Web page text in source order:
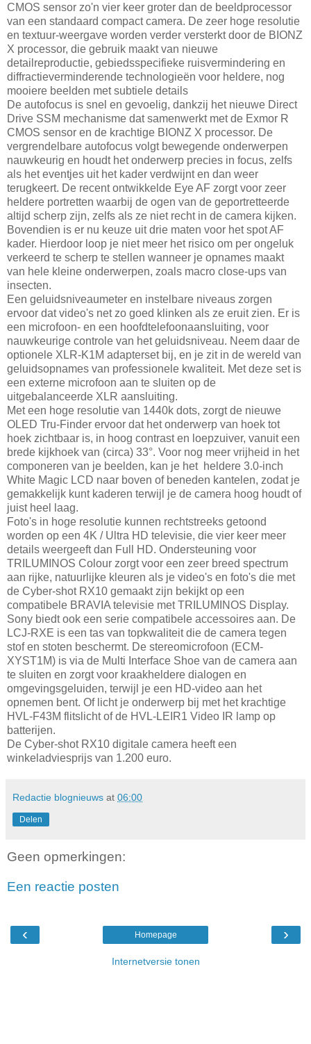
CMOS sensor zo'n vier keer groter dan de beeldprocessor
van een standaard compact camera. De zeer hoge resolutie
en textuur-weergave worden verder versterkt door de BIONZ
X processor, die gebruik maakt van nieuwe
detailreproductie, gebiedsspecifieke ruisvermindering en
diffractieverminderende technologieën voor heldere, nog
mooiere beelden met subtiele details
De autofocus is snel en gevoelig, dankzij het nieuwe Direct
Drive SSM mechanisme dat samenwerkt met de Exmor R
CMOS sensor en de krachtige BIONZ X processor. De
vergrendelbare autofocus volgt bewegende onderwerpen
nauwkeurig en houdt het onderwerp precies in focus, zelfs
als het eventjes uit het kader verdwijnt en dan weer
terugkeert. De recent ontwikkelde Eye AF zorgt voor zeer
heldere portretten waarbij de ogen van de geportretteerde
altijd scherp zijn, zelfs als ze niet recht in de camera kijken.
Bovendien is er nu keuze uit drie maten voor het spot AF
kader. Hierdoor loop je niet meer het risico om per ongeluk
verkeerd te scherp te stellen wanneer je opnames maakt
van hele kleine onderwerpen, zoals macro close-ups van
insecten.
Een geluidsniveaumeter en instelbare niveaus zorgen
ervoor dat video's net zo goed klinken als ze eruit zien. Er is
een microfoon- en een hoofdtelefoonaansluiting, voor
nauwkeurige controle van het geluidsniveau. Neem daar de
optionele XLR-K1M adapterset bij, en je zit in de wereld van
geluidsopnames van professionele kwaliteit. Met deze set is
een externe microfoon aan te sluiten op de
uitgebalanceerde XLR aansluiting.
Met een hoge resolutie van 1440k dots, zorgt de nieuwe
OLED Tru-Finder ervoor dat het onderwerp van hoek tot
hoek zichtbaar is, in hoog contrast en loepzuiver, vanuit een
brede kijkhoek van (circa) 33°. Voor nog meer vrijheid in het
componeren van je beelden, kan je het heldere 3.0-inch
White Magic LCD naar boven of beneden kantelen, zodat je
gemakkelijk kunt kaderen terwijl je de camera hoog houdt of
juist heel laag.
Foto's in hoge resolutie kunnen rechtstreeks getoond
worden op een 4K / Ultra HD televisie, die vier keer meer
details weergeeft dan Full HD. Ondersteuning voor
TRILUMINOS Colour zorgt voor een zeer breed spectrum
aan rijke, natuurlijke kleuren als je video's en foto's die met
de Cyber-shot RX10 gemaakt zijn bekijkt op een
compatibele BRAVIA televisie met TRILUMINOS Display.
Sony biedt ook een serie compatibele accessoires aan. De
LCJ-RXE is een tas van topkwaliteit die de camera tegen
stof en stoten beschermt. De stereomicrofoon (ECM-
XYST1M) is via de Multi Interface Shoe van de camera aan
te sluiten en zorgt voor kraakheldere dialogen en
omgevingsgeluiden, terwijl je een HD-video aan het
opnemen bent. Of licht je onderwerp bij met het krachtige
HVL-F43M flitslicht of de HVL-LEIR1 Video IR lamp op
batterijen.
De Cyber-shot RX10 digitale camera heeft een
winkeladviesprijs van 1.200 euro.
Redactie blognieuws at 06:00
Delen
Geen opmerkingen:
Een reactie posten
‹ ›
Homepage
Internetversie tonen